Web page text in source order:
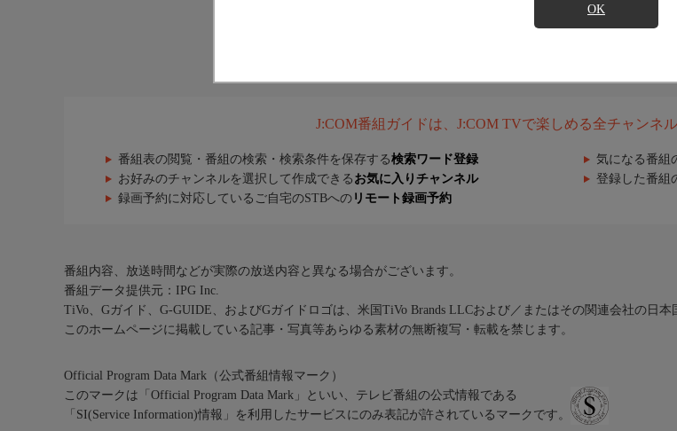
OK
J:COM番組ガイドは、J:COM TVで楽しめる全チャンネ
番組表の閲覧・番組の検索・検索条件を保存する検索ワード登録 気になる番組
お好みのチャンネルを選択して作成できる お気に入りチャンネル 登録した番組
録画予約に対応しているご自宅のSTBへの リモート録画予約
番組内容、放送時間などが実際の放送内容と異なる場合がございます。
番組データ提供元：IPG Inc.
TiVo、Gガイド、G-GUIDE、およびGガイドロゴは、米国TiVo Brands LLCおよび／またはその関連会社の日本
このホームページに掲載している記事・写真等あらゆる素材の無断複写・転載を禁じます。
Official Program Data Mark（公式番組情報マーク）
このマークは「Official Program Data Mark」といい、テレビ番組の公式情報である
「SI(Service Information)情報」を利用したサービスにのみ表記が許されているマークです。